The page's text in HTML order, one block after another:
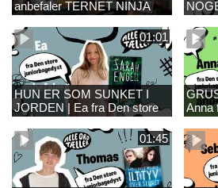
anbefaler TERNET NINJA
Den
01:01
HUN ER SOM SUNKET I
JORDEN | Ea fra Den store
juniorbagedyst anbefaler
SKOVEN
Anna
01:45